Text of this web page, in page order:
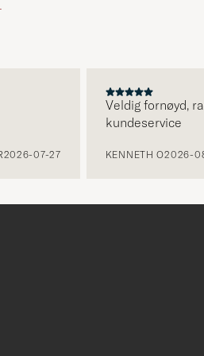
pris
07-27
Veldig fornøyd,
kundeservice
KENNETH O2026-08-